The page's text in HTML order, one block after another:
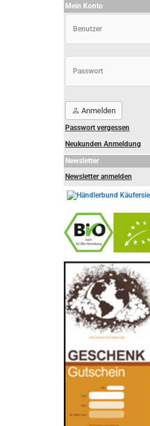
Mein Konto
Anmelden
Passwort vergessen
Neukunden Anmeldung
Newsletter
Newsletter anmelden